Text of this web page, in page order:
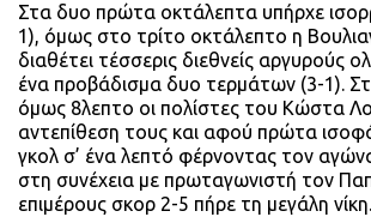
Στα δυο πρώτα οκτάλεπτα υπήρχε
1), όμως στο τρίτο οκτάλεπτο η
διαθέτει τέσσερις διεθνείς αργυρούς
ένα προβάδισμα δυο τερμάτων (3-1).
όμως 8λεπτο οι πολίστες του Κώστα
αντεπίθεση τους και αφού πρώτα
γκολ σ’ ένα λεπτό φέρνοντας τον
στη συνέχεια με πρωταγωνιστή τον
επιμέρους σκορ 2-5 πήρε τη μεγάλη νίκη.